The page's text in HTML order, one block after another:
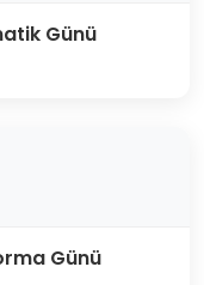
Günü
Günü